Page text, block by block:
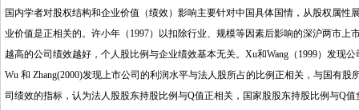
国内学者对股权结构和企业价值（绩效）影响主要针对中国具体国情，从股权属
业价值是正相关的。许小年（1997）以扣除行业、规模等因素后影响的深沪两市
越高的公司绩效越好，个人股比例与企业绩效基本无关。Xu和Wang（1999）发
Wu 和 Zhang(2000)发现上市公司的利润水平与法人股所占的比例正相关，与国有
司绩效的指标，认为法人股股东持股比例与Q值正相关，国家股股东持股比例与Q